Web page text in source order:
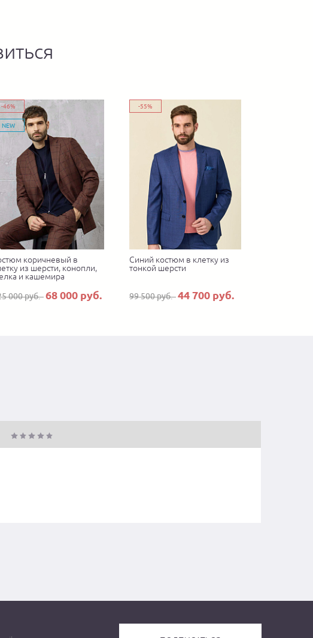
-46%
NEW
коричневый в
из шерсти, конопли,
и кашемира
000 руб.68 000 руб.
-55%
Синий костюм в клетку из
тонкой шерсти
99 500 руб.44 700 руб.